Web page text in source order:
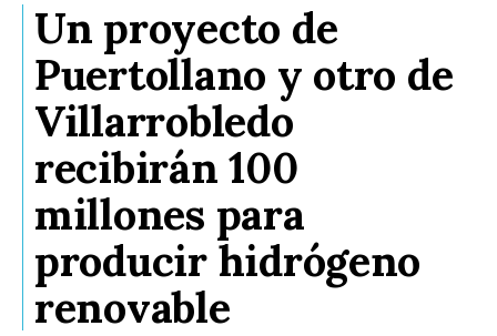
Un proyecto de
Puertollano y otro de
Villarrobledo
recibirán 100
millones para
producir hidrógeno
renovable